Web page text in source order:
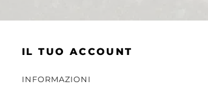
IL TUO ACCOUNT
INFORMAZIONI